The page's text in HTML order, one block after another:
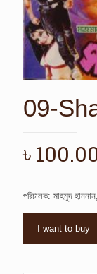
09-
৳
পরিচালক: মাহমুদ
I want to buy